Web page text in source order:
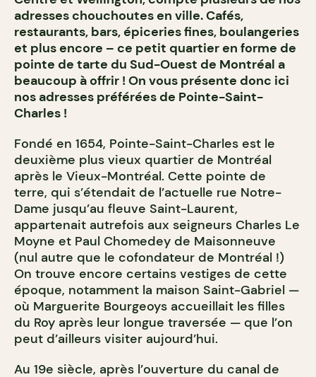
adresses chouchoutes en ville. Cafés,
restaurants, bars, épiceries fines, boulangeries
et plus encore – ce petit quartier en forme de
pointe de tarte du Sud-Ouest de Montréal a
beaucoup à offrir ! On vous présente donc ici
nos adresses préférées de Pointe-Saint-
Charles !
Fondé en 1654, Pointe-Saint-Charles est le
deuxième plus vieux quartier de Montréal
après le Vieux-Montréal. Cette pointe de
terre, qui s’étendait de l’actuelle rue Notre-
Dame jusqu’au fleuve Saint-Laurent,
appartenait autrefois aux seigneurs Charles Le
Moyne et Paul Chomedey de Maisonneuve
(nul autre que le cofondateur de Montréal !)
On trouve encore certains vestiges de cette
époque, notamment la maison Saint-Gabriel —
où Marguerite Bourgeoys accueillait les filles
du Roy après leur longue traversée — que l’on
peut d’ailleurs visiter aujourd’hui.
Au 19e siècle, après l’ouverture du canal de